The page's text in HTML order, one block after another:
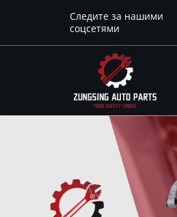
Следите за нашими
соцсетями